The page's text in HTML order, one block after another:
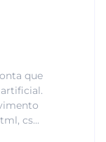
que
cs...